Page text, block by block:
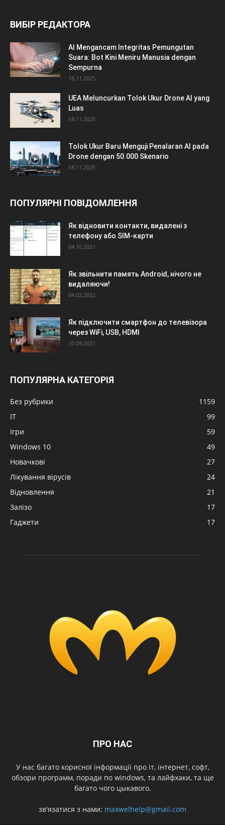
ВИБІР РЕДАКТОРА
AI Mengancam Integritas Pemungutan
Suara: Bot Kini Meniru Manusia dengan
Sempurna
18.11.2025
UEA Meluncurkan Tolok Ukur Drone AI yang
Luas
18.11.2025
Tolok Ukur Baru Menguji Penalaran AI pada
Drone dengan 50.000 Skenario
18.11.2025
ПОПУЛЯРНІ ПОВІДОМЛЕННЯ
Як відновити контакти, видалені з
телефону або SIM-карти
04.10.2021
Як звільнити память Android, нічого не
видаляючи!
04.02.2022
Як підключити смартфон до телевізора
через WiFi, USB, HDMI
10.09.2021
ПОПУЛЯРНА КАТЕГОРІЯ
Без рубрики
1159
IT
99
Ігри
59
Windows 10
49
Новачкові
27
Лікування вірусів
24
Відновлення
21
Залізо
17
Гаджети
17
ПРО НАС
У нас багато корисної інформації про іт, інтернет, софт,
обзори программ, поради по windows, та лайфхаки, та ще
багато чого цыкавого.
зв'язатися з нами: maxwelhelp@gmail.com